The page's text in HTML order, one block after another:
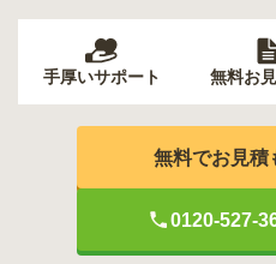
手厚いサポート 無料お
無料でお見積
0120-527-